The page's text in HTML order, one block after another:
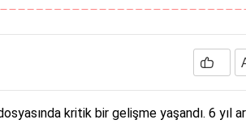
kritik bir gelişme yaşandı. 6 yıl